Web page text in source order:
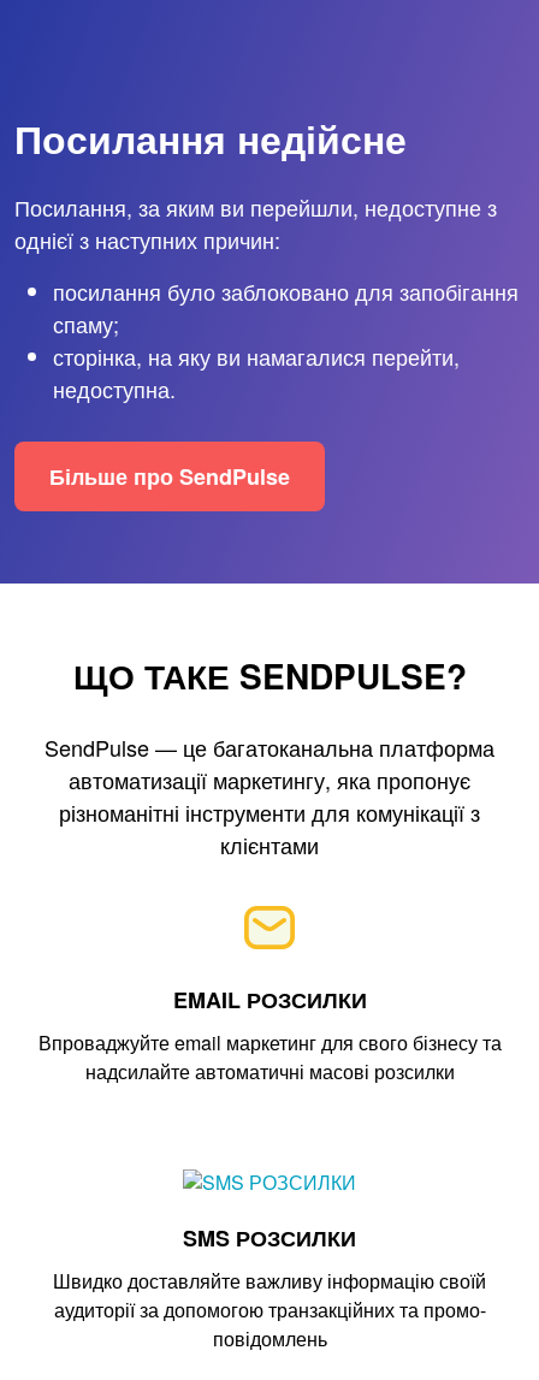
Посилання недійсне
Посилання, за яким ви перейшли, недоступне з
однієї з наступних причин:
посилання було заблоковано для запобігання
спаму;
сторінка, на яку ви намагалися перейти,
недоступна.
Більше про SendPulse
ЩО ТАКЕ SENDPULSE?
SendPulse — це багатоканальна платформа
автоматизації маркетингу, яка пропонує
різноманітні інструменти для комунікації з
клієнтами
EMAIL РОЗСИЛКИ
Впроваджуйте email маркетинг для свого бізнесу та
надсилайте автоматичні масові розсилки
SMS РОЗСИЛКИ
Швидко доставляйте важливу інформацію своїй
аудиторії за допомогою транзакційних та промо-
повідомлень